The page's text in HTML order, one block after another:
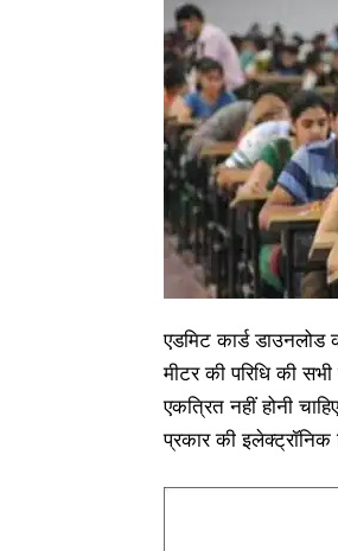
एडमिट कार्ड
मीटर की परिधि की
एकत्रित नहीं होनी
प्रकार की